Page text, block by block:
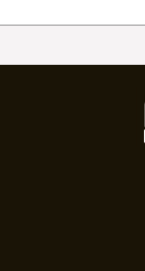
2024年02月
2023年12月